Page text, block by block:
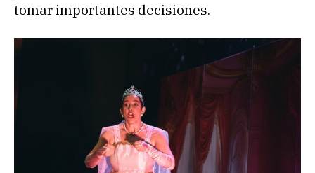
tomar importantes decisiones.